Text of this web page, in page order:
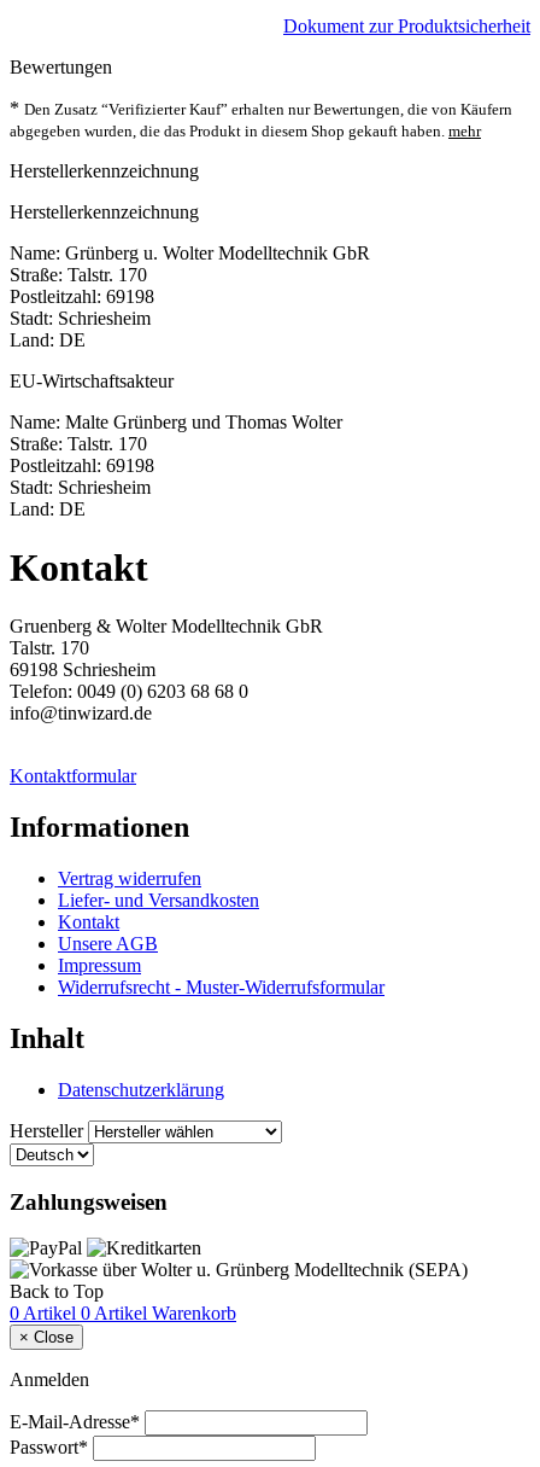
Dokument zur Produktsicherheit
Bewertungen
* Den Zusatz “Verifizierter Kauf” erhalten nur Bewertungen, die von Käufern
abgegeben wurden, die das Produkt in diesem Shop gekauft haben. mehr
Herstellerkennzeichnung
Herstellerkennzeichnung
Name: Grünberg u. Wolter Modelltechnik GbR
Straße: Talstr. 170
Postleitzahl: 69198
Stadt: Schriesheim
Land: DE
EU-Wirtschaftsakteur
Name: Malte Grünberg und Thomas Wolter
Straße: Talstr. 170
Postleitzahl: 69198
Stadt: Schriesheim
Land: DE
Kontakt
Gruenberg & Wolter Modelltechnik GbR
Talstr. 170
69198 Schriesheim
Telefon: 0049 (0) 6203 68 68 0
info@tinwizard.de
Kontaktformular
Informationen
Vertrag widerrufen
Liefer- und Versandkosten
Kontakt
Unsere AGB
Impressum
Widerrufsrecht - Muster-Widerrufsformular
Inhalt
Datenschutzerklärung
Hersteller
Zahlungsweisen
Back to Top
0 Artikel 0 Artikel Warenkorb
× Close
Anmelden
E-Mail-Adresse*
Passwort*